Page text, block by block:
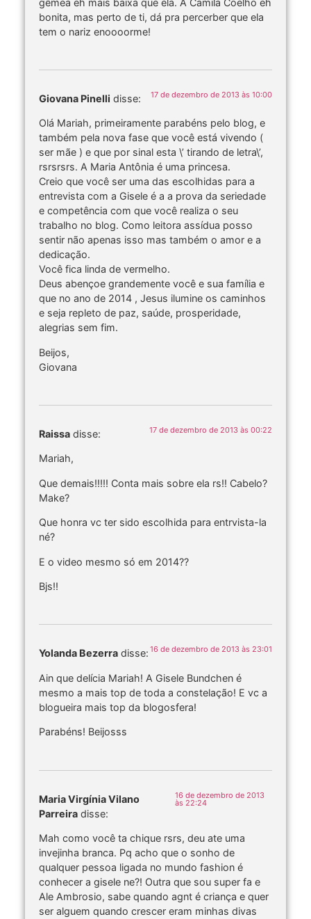
bonita, mas perto de ti, dá pra percerber que ela
tem o nariz enoooorme!
Giovana Pinelli disse: 17 de dezembro de 2013 às 10:00
Olá Mariah, primeiramente parabéns pelo blog, e
também pela nova fase que você está vivendo (
ser mãe ) e que por sinal esta \’ tirando de letra\’,
rsrsrsrs. A Maria Antônia é uma princesa.
Creio que você ser uma das escolhidas para a
entrevista com a Gisele é a a prova da seriedade
e competência com que você realiza o seu
trabalho no blog. Como leitora assídua posso
sentir não apenas isso mas também o amor e a
dedicação.
Você fica linda de vermelho.
Deus abençoe grandemente você e sua família e
que no ano de 2014 , Jesus ilumine os caminhos
e seja repleto de paz, saúde, prosperidade,
alegrias sem fim.
Beijos,
Giovana
Raissa disse: 17 de dezembro de 2013 às 00:22
Mariah,
Que demais!!!!! Conta mais sobre ela rs!! Cabelo?
Make?
Que honra vc ter sido escolhida para entrvista-la
né?
E o video mesmo só em 2014??
Bjs!!
Yolanda Bezerra disse: 16 de dezembro de 2013 às 23:01
Ain que delícia Mariah! A Gisele Bundchen é
mesmo a mais top de toda a constelação! E vc a
blogueira mais top da blogosfera!
Parabéns! Beijosss
Maria Virgínia Vilano
Parreira disse:
16 de dezembro de 2013
às 22:24
Mah como você ta chique rsrs, deu ate uma
invejinha branca. Pq acho que o sonho de
qualquer pessoa ligada no mundo fashion é
conhecer a gisele ne?! Outra que sou super fa e
Ale Ambrosio, sabe quando agnt é criança e quer
ser alguem quando crescer eram minhas divas